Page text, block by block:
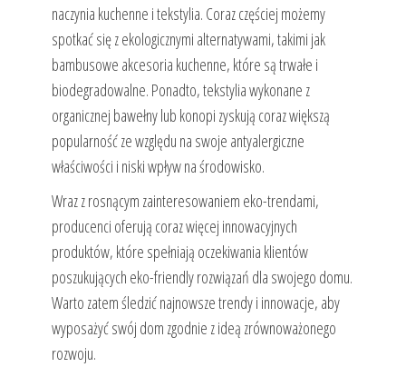
naczynia kuchenne i tekstylia. Coraz częściej możemy
spotkać się z ekologicznymi alternatywami, takimi jak
bambusowe akcesoria kuchenne, które są trwałe i
biodegradowalne. Ponadto, tekstylia wykonane z
organicznej bawełny lub konopi zyskują coraz większą
popularność ze względu na swoje antyalergiczne
właściwości i niski wpływ na środowisko.
Wraz z rosnącym zainteresowaniem eko-trendami,
producenci oferują coraz więcej innowacyjnych
produktów, które spełniają oczekiwania klientów
poszukujących eko-friendly rozwiązań dla swojego domu.
Warto zatem śledzić najnowsze trendy i innowacje, aby
wyposażyć swój dom zgodnie z ideą zrównoważonego
rozwoju.